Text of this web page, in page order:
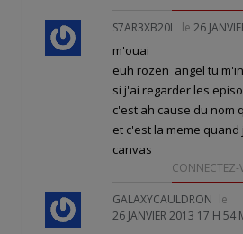
S7AR3XB20L le 26
m'ouai
euh rozen_angel tu
si j'ai regarder les
c'est ah cause du nom
et c'est la meme
canvas
CONNECTEZ-
GALAXYCAULDRON le
26 JANVIER 2013 17 H 54